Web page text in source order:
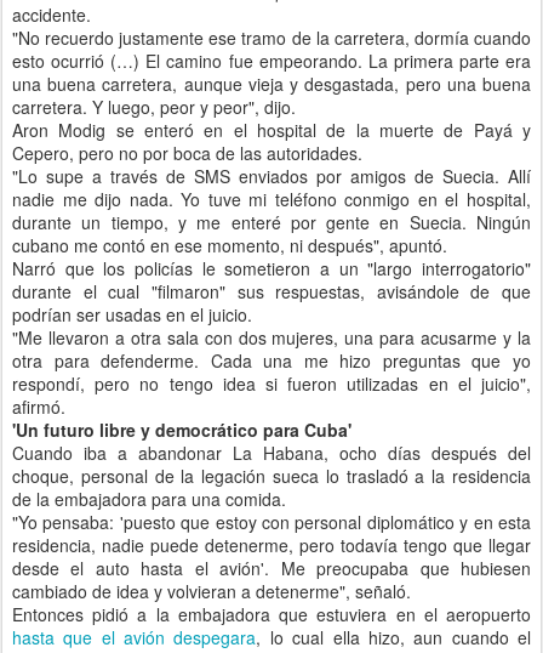
accidente.
"No recuerdo justamente ese tramo de la carretera, dormía cuando
esto ocurrió (…) El camino fue empeorando. La primera parte era
una buena carretera, aunque vieja y desgastada, pero una buena
carretera. Y luego, peor y peor", dijo.
Aron Modig se enteró en el hospital de la muerte de Payá y
Cepero, pero no por boca de las autoridades.
"Lo supe a través de SMS enviados por amigos de Suecia. Allí
nadie me dijo nada. Yo tuve mi teléfono conmigo en el hospital,
durante un tiempo, y me enteré por gente en Suecia. Ningún
cubano me contó en ese momento, ni después", apuntó.
Narró que los policías le sometieron a un "largo interrogatorio"
durante el cual "filmaron" sus respuestas, avisándole de que
podrían ser usadas en el juicio.
"Me llevaron a otra sala con dos mujeres, una para acusarme y la
otra para defenderme. Cada una me hizo preguntas que yo
respondí, pero no tengo idea si fueron utilizadas en el juicio",
afirmó.
'Un futuro libre y democrático para Cuba'
Cuando iba a abandonar La Habana, ocho días después del
choque, personal de la legación sueca lo trasladó a la residencia
de la embajadora para una comida.
"Yo pensaba: 'puesto que estoy con personal diplomático y en esta
residencia, nadie puede detenerme, pero todavía tengo que llegar
desde el auto hasta el avión'. Me preocupaba que hubiesen
cambiado de idea y volvieran a detenerme", señaló.
Entonces pidió a la embajadora que estuviera en el aeropuerto
hasta que el avión despegara, lo cual ella hizo, aun cuando el